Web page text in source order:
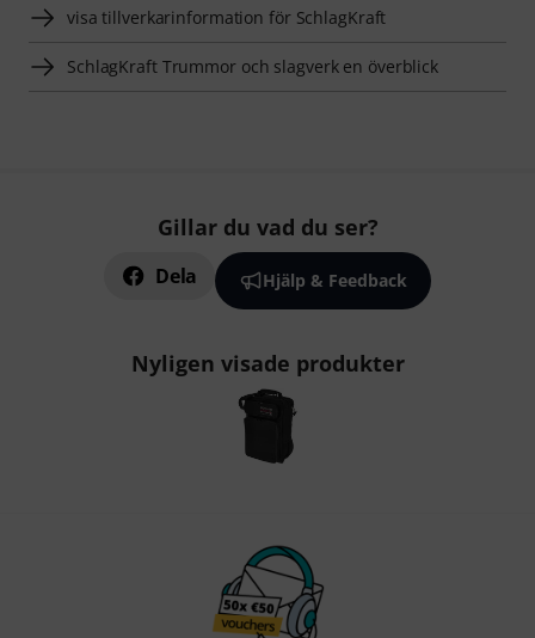
visa tillverkarinformation för SchlagKraft
SchlagKraft Trummor och slagverk en överblick
Gillar du vad du ser?
Dela Hjälp & Feedback
Nyligen visade produkter